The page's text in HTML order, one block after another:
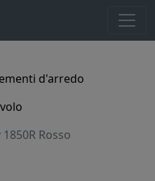
d'arredo
Rosso